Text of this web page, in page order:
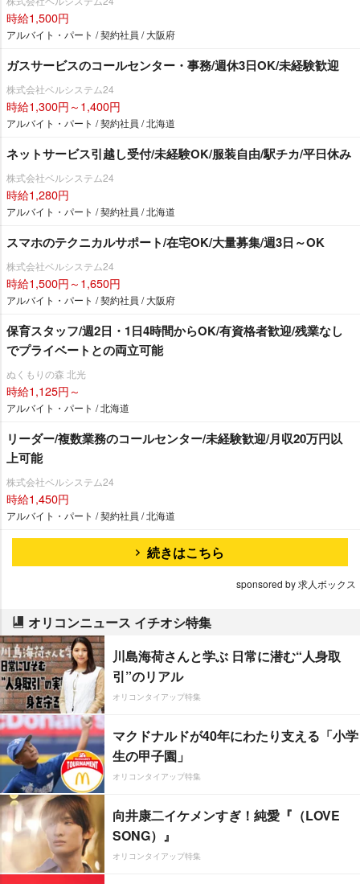
時給1,500円
アルバイト・パート / 契約社員 / 大阪府
ガスサービスのコールセンター・事務/週休3日OK/未経験歓迎
株式会社ベルシステム24
時給1,300円～1,400円
アルバイト・パート / 契約社員 / 北海道
ネットサービス引越し受付/未経験OK/服装自由/駅チカ/平日休み
株式会社ベルシステム24
時給1,280円
アルバイト・パート / 契約社員 / 北海道
スマホのテクニカルサポート/在宅OK/大量募集/週3日～OK
株式会社ベルシステム24
時給1,500円～1,650円
アルバイト・パート / 契約社員 / 大阪府
保育スタッフ/週2日・1日4時間からOK/有資格者歓迎/残業なし
でプライベートとの両立可能
ぬくもりの森 北光
時給1,125円～
アルバイト・パート / 北海道
リーダー/複数業務のコールセンター/未経験歓迎/月収20万円以
上可能
株式会社ベルシステム24
時給1,450円
アルバイト・パート / 契約社員 / 北海道
続きはこちら
sponsored by 求人ボックス
オリコンニュース イチオシ特集
川島海荷さんと学ぶ 日常に潜む“人身取
引”のリアル
オリコンタイアップ特集
マクドナルドが40年にわたり支える「小学
生の甲子園」
オリコンタイアップ特集
向井康二イケメンすぎ！純愛『（LOVE
SONG）』
オリコンタイアップ特集